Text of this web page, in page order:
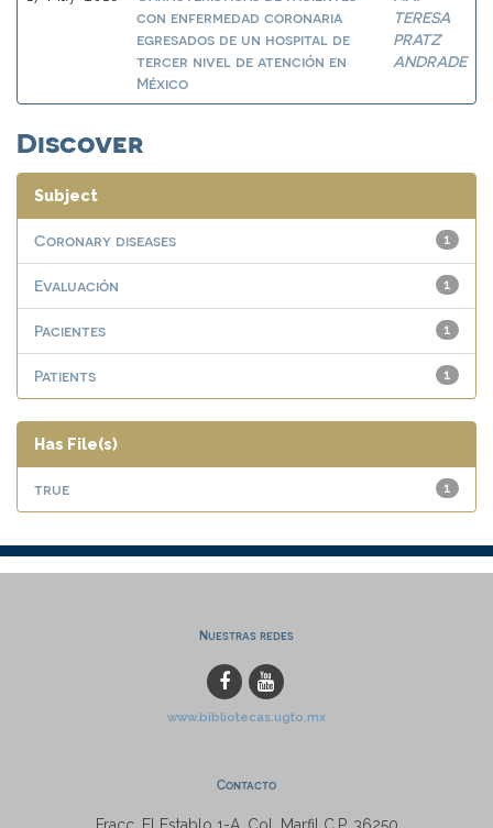
con enfermedad coronaria
egresados de un hospital de
tercer nivel de atención en
México
TERESA
PRATZ
ANDRADE
Discover
Subject
1
Coronary diseases
1
Evaluación
1
Pacientes
1
Patients
Has File(s)
1
true
Nuestras redes
www.bibliotecas.ugto.mx
Contacto